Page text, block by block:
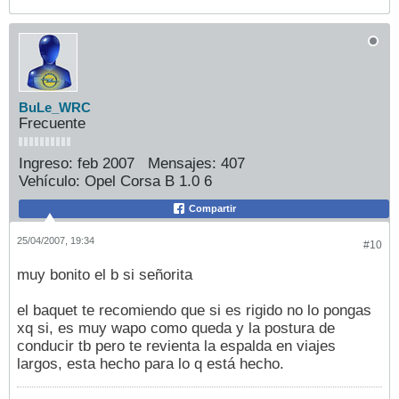
BuLe_WRC
Frecuente
Ingreso: feb 2007 Mensajes: 407
Vehículo: Opel Corsa B 1.0 6
Compartir
#10
25/04/2007, 19:34
muy bonito el b si señorita
el baquet te recomiendo que si es rigido no lo pongas
xq si, es muy wapo como queda y la postura de
conducir tb pero te revienta la espalda en viajes
largos, esta hecho para lo q está hecho.